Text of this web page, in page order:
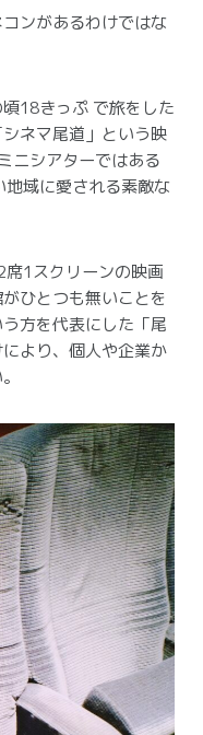
ンがあるわけではな
18きっぷ で旅をした
ネマ尾道」という映
ニシアターではある
地域に愛される素敵な
1スクリーンの映画
ひとつも無いことを
方を代表にした「尾
より、個人や企業か